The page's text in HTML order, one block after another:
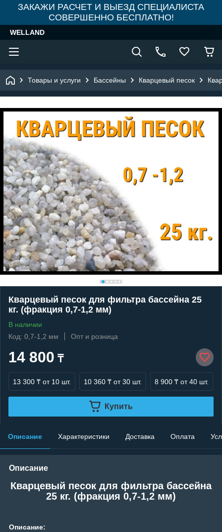
ЗАКАЖИ РАСЧЕТ И ВЫЕЗД СПЕЦИАЛИСТА
СОВЕРШЕННО БЕСПЛАТНО!
WELLAND
Товары и услуги Бассейны Кварцевый песок
Кварцевый песок для фильтра бассейна 25
кг. (фракция 0,7-1,2 мм)
В наличии
Код: 0,7-1,2 мм
Опт и розница
14 800 ₸
13 300 ₸ от 10 шт. 10 360 ₸ от 30 шт. 8 900 ₸ от 40 шт.
Купить
Описание Характеристики Доставка Оплата
Описание
Кварцевый песок для фильтра бассейна
25 кг. (фракция 0,7-1,2 мм)
Описание: